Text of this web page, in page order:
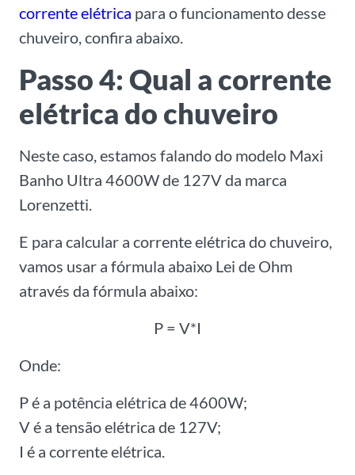
corrente elétrica para o funcionamento desse
chuveiro, confira abaixo.
Passo 4: Qual a corrente
elétrica do chuveiro
Neste caso, estamos falando do modelo Maxi
Banho Ultra 4600W de 127V da marca
Lorenzetti.
E para calcular a corrente elétrica do chuveiro,
vamos usar a fórmula abaixo Lei de Ohm
através da fórmula abaixo:
P = V*I
Onde:
P é a potência elétrica de 4600W;
V é a tensão elétrica de 127V;
I é a corrente elétrica.